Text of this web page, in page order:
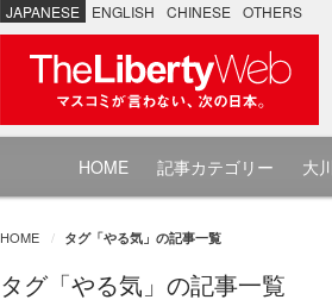
JAPANESE ENGLISH CHINESE OTHERS
HOME 記事カテゴリー 大
HOME タグ「やる気」の記事一覧
タグ「やる気」の記事一覧